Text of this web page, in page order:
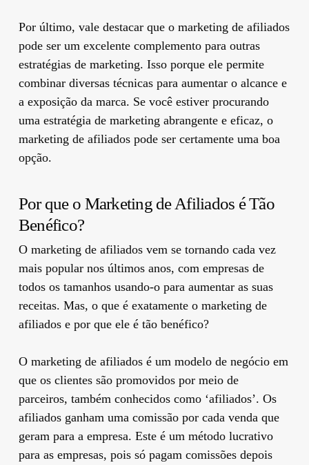
Por último, vale destacar que o marketing de afiliados
pode ser um excelente complemento para outras
estratégias de marketing. Isso porque ele permite
combinar diversas técnicas para aumentar o alcance e
a exposição da marca. Se você estiver procurando
uma estratégia de marketing abrangente e eficaz, o
marketing de afiliados pode ser certamente uma boa
opção.
Por que o Marketing de Afiliados é Tão
Benéfico?
O marketing de afiliados vem se tornando cada vez
mais popular nos últimos anos, com empresas de
todos os tamanhos usando-o para aumentar as suas
receitas. Mas, o que é exatamente o marketing de
afiliados e por que ele é tão benéfico?
O marketing de afiliados é um modelo de negócio em
que os clientes são promovidos por meio de
parceiros, também conhecidos como ‘afiliados’. Os
afiliados ganham uma comissão por cada venda que
geram para a empresa. Este é um método lucrativo
para as empresas, pois só pagam comissões depois